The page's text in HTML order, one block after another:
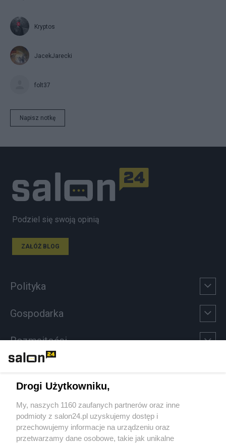
Kryptos
JacekJarecki
folt37
Napisz notkę
Podziel się swoją opinią
ZAŁÓŻ BLOG
Polityka
Gospodarka
Rozmaitości
Sport
Społeczeństwo
Drogi Użytkowniku,
My, naszych 1160 zaufanych partnerów oraz inne
podmioty z salon24.pl uzyskujemy dostęp i
przechowujemy informacje na urządzeniu oraz
przetwarzamy dane osobowe, takie jak unikalne